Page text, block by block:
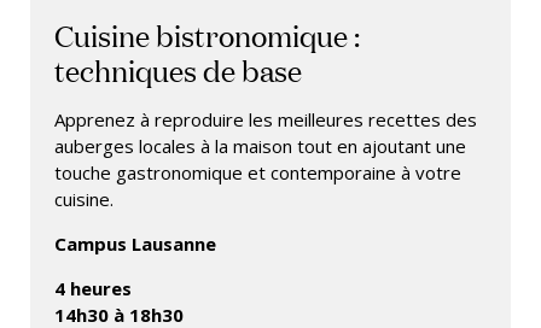
Cuisine bistronomique :
techniques de base
Apprenez à reproduire les meilleures recettes des
auberges locales à la maison tout en ajoutant une
touche gastronomique et contemporaine à votre
cuisine.
Campus Lausanne
4 heures
14h30 à 18h30